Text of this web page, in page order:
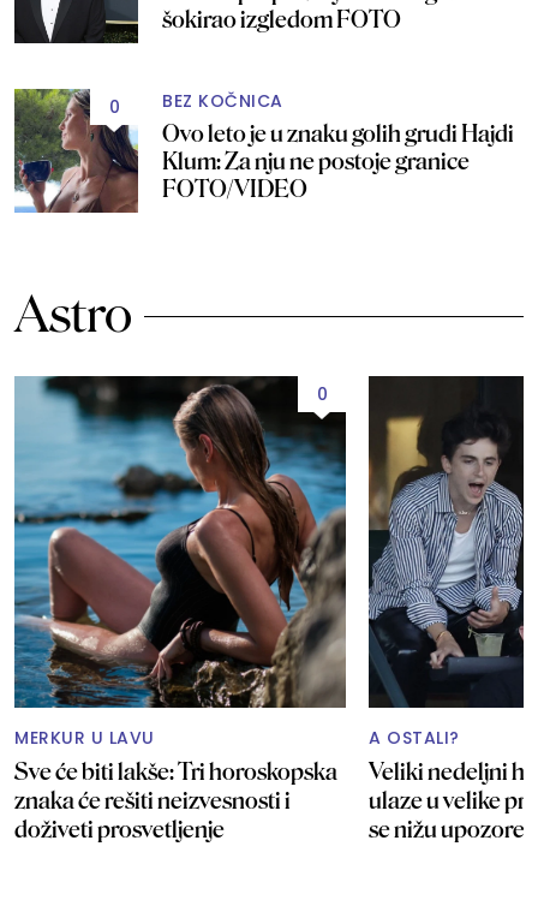
šokirao izgledom FOTO
0 BEZ KOČNICA
Ovo leto je u znaku golih grudi Hajdi
Klum: Za nju ne postoje granice
FOTO/VIDEO
Astro
0
MERKUR U LAVU
Sve će biti lakše: Tri horoskopska
znaka će rešiti neizvesnosti i
doživeti prosvetljenje
A OSTALI?
Veliki nedeljni
ulaze u velike
se nižu